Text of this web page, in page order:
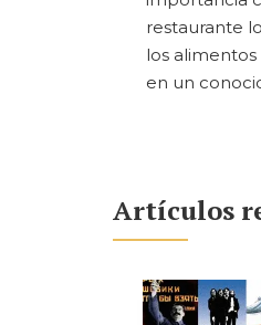
restaurante
los
en un
Artículos